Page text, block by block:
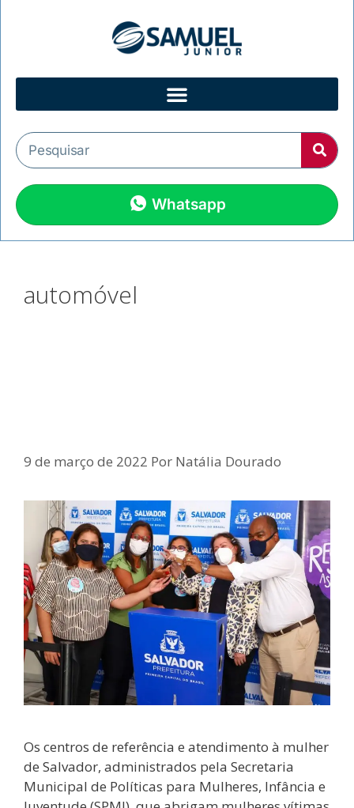
Whatsapp
automóvel
9 de março de 2022 Por Natália Dourado
Os centros de referência e atendimento à mulher
de Salvador, administrados pela Secretaria
Municipal de Políticas para Mulheres, Infância e